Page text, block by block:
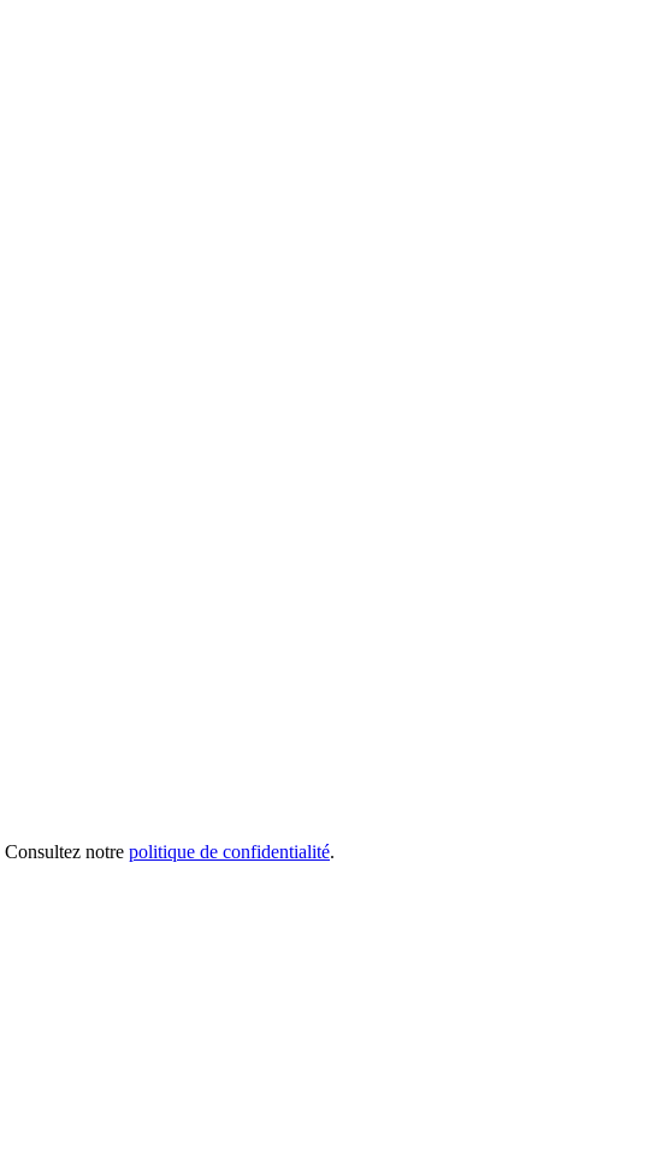
Consultez notre politique de confidentialité.